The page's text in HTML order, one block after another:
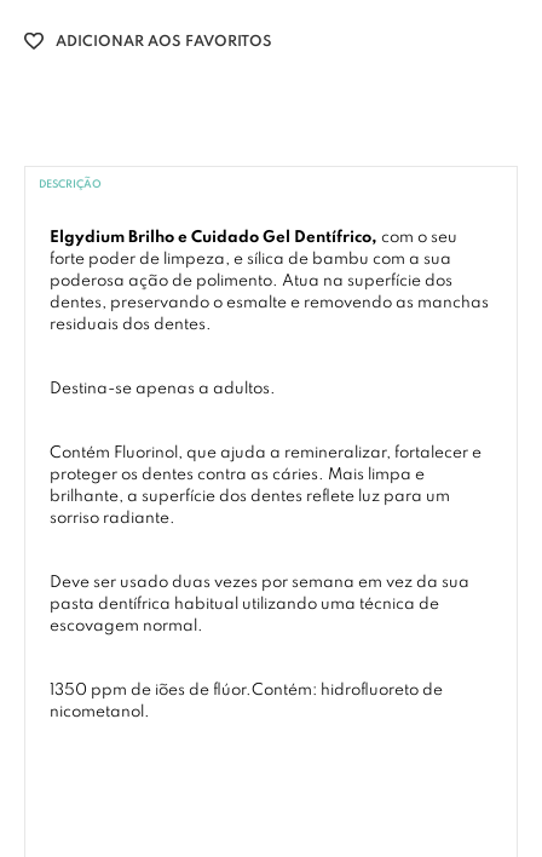
ADICIONAR AOS FAVORITOS
DESCRIÇÃO
Elgydium Brilho e Cuidado Gel Dentífrico, com o seu
forte poder de limpeza, e sílica de bambu com a sua
poderosa ação de polimento. Atua na superfície dos
dentes, preservando o esmalte e removendo as manchas
residuais dos dentes.
Destina-se apenas a adultos.
Contém Fluorinol, que ajuda a remineralizar, fortalecer e
proteger os dentes contra as cáries. Mais limpa e
brilhante, a superfície dos dentes reflete luz para um
sorriso radiante.
Deve ser usado duas vezes por semana em vez da sua
pasta dentífrica habitual utilizando uma técnica de
escovagem normal.
1350 ppm de iões de flúor.Contém: hidrofluoreto de
nicometanol.